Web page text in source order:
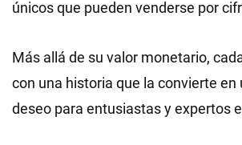
únicos que pueden venderse por
Más allá de su valor monetario,
con una historia que la convierte en
deseo para entusiastas y expertos